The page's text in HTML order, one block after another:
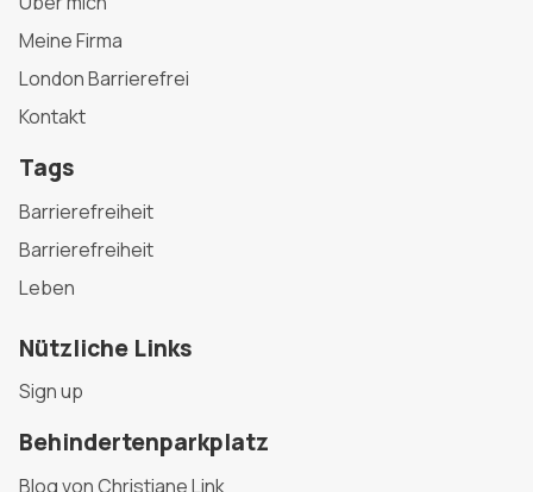
Meine Firma
London Barrierefrei
Kontakt
Tags
Barrierefreiheit
Barrierefreiheit
Leben
Nützliche Links
Sign up
Behindertenparkplatz
Blog von Christiane Link